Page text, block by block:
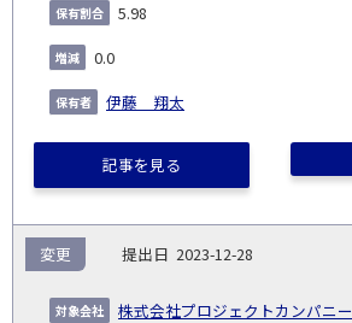
5.98
0.0
伊藤 翔太
記事を見る
2023-12-28
株式会社プロジェクトカンパニー
変更